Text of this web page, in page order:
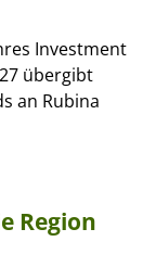
Investment
übergibt
an Rubina
Region